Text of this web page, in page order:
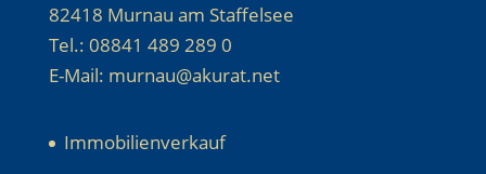
82418 Murnau am Staffelsee
Tel.: 08841 489 289 0
E-Mail: murnau@akurat.net
Immobilienverkauf